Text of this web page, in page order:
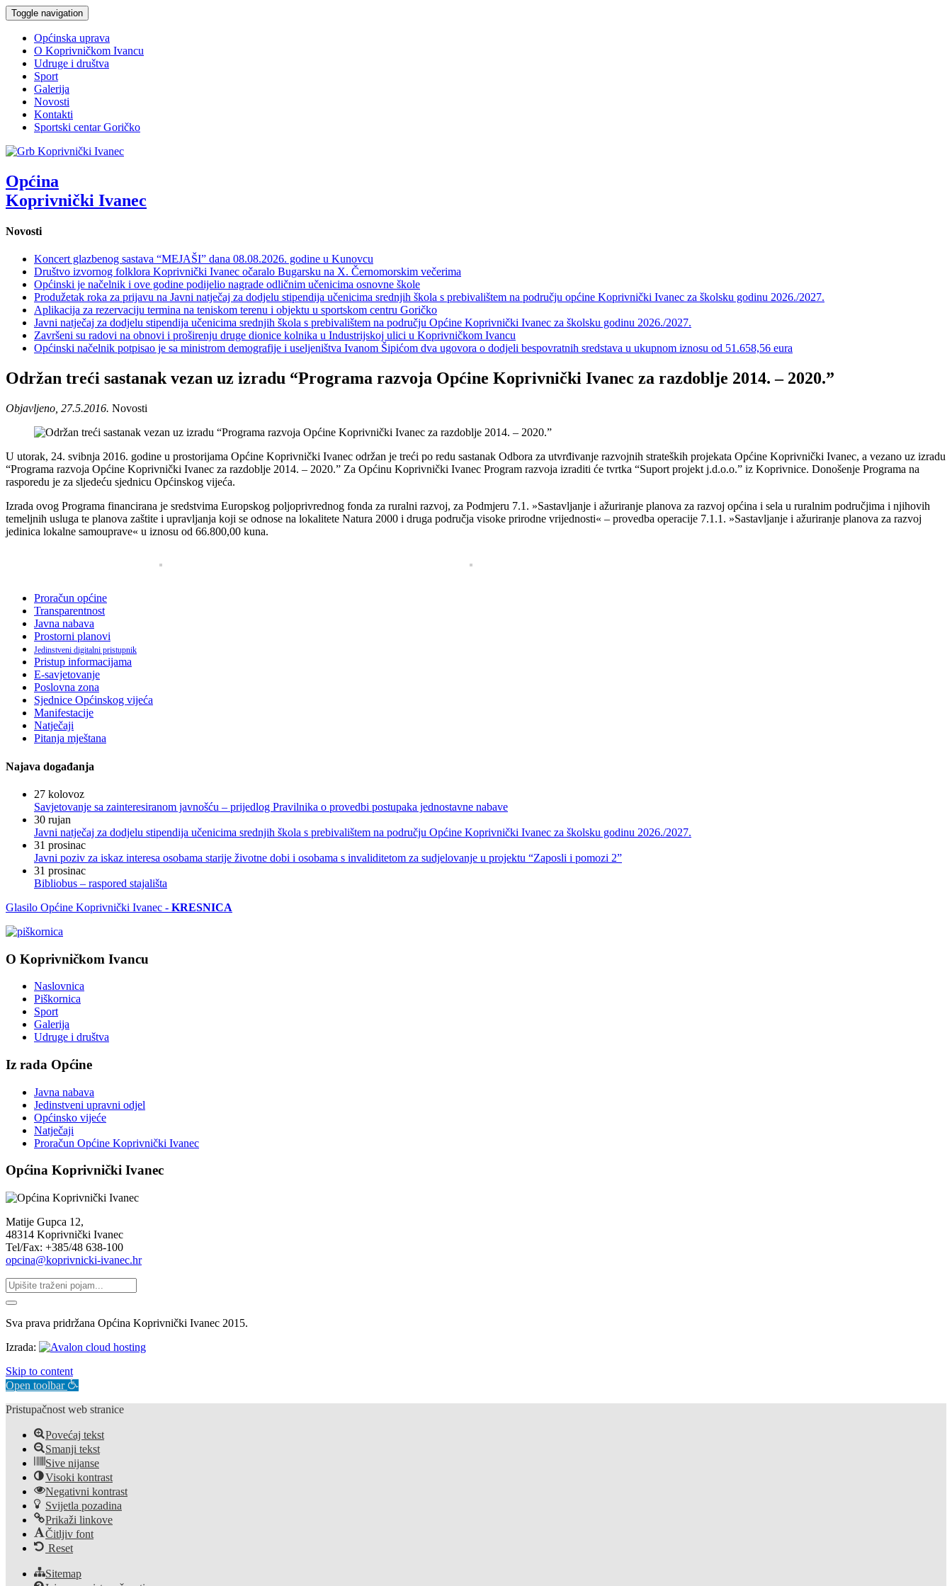
Toggle navigation
Općinska uprava
O Koprivničkom Ivancu
Udruge i društva
Sport
Galerija
Novosti
Kontakti
Sportski centar Goričko
Općina
Koprivnički Ivanec
Novosti
Koncert glazbenog sastava “MEJAŠI” dana 08.08.2026. godine u Kunovcu
Društvo izvornog folklora Koprivnički Ivanec očaralo Bugarsku na X. Černomorskim večerima
Općinski je načelnik i ove godine podijelio nagrade odličnim učenicima osnovne škole
Produžetak roka za prijavu na Javni natječaj za dodjelu stipendija učenicima srednjih škola s prebivalištem na području općine Koprivnički Ivanec za školsku godinu 2026./2027.
Aplikacija za rezervaciju termina na teniskom terenu i objektu u sportskom centru Goričko
Javni natječaj za dodjelu stipendija učenicima srednjih škola s prebivalištem na području Općine Koprivnički Ivanec za školsku godinu 2026./2027.
Završeni su radovi na obnovi i proširenju druge dionice kolnika u Industrijskoj ulici u Koprivničkom Ivancu
Općinski načelnik potpisao je sa ministrom demografije i useljeništva Ivanom Šipićom dva ugovora o dodjeli bespovratnih sredstava u ukupnom iznosu od 51.658,56 eura
Održan treći sastanak vezan uz izradu “Programa razvoja Općine Koprivnički Ivanec za razdoblje 2014. – 2020.”
Objavljeno, 27.5.2016. Novosti
U utorak, 24. svibnja 2016. godine u prostorijama Općine Koprivnički Ivanec održan je treći po redu sastanak Odbora za utvrđivanje razvojnih strateških projekata Općine Koprivnički Ivanec, a vezano uz izradu
“Programa razvoja Općine Koprivnički Ivanec za razdoblje 2014. – 2020.” Za Općinu Koprivnički Ivanec Program razvoja izraditi će tvrtka “Suport projekt j.d.o.o.” iz Koprivnice. Donošenje Programa na
rasporedu je za sljedeću sjednicu Općinskog vijeća.
Izrada ovog Programa financirana je sredstvima Europskog poljoprivrednog fonda za ruralni razvoj, za Podmjeru 7.1. »Sastavljanje i ažuriranje planova za razvoj općina i sela u ruralnim područjima i njihovih
temeljnih usluga te planova zaštite i upravljanja koji se odnose na lokalitete Natura 2000 i druga područja visoke prirodne vrijednosti« – provedba operacije 7.1.1. »Sastavljanje i ažuriranje planova za razvoj
jedinica lokalne samouprave« u iznosu od 66.800,00 kuna.
Proračun općine
Transparentnost
Javna nabava
Prostorni planovi
Jedinstveni digitalni pristupnik
Pristup informacijama
E-savjetovanje
Poslovna zona
Sjednice Općinskog vijeća
Manifestacije
Natječaji
Pitanja mještana
Najava događanja
27 kolovoz
Savjetovanje sa zainteresiranom javnošću – prijedlog Pravilnika o provedbi postupaka jednostavne nabave
30 rujan
Javni natječaj za dodjelu stipendija učenicima srednjih škola s prebivalištem na području Općine Koprivnički Ivanec za školsku godinu 2026./2027.
31 prosinac
Javni poziv za iskaz interesa osobama starije životne dobi i osobama s invaliditetom za sudjelovanje u projektu “Zaposli i pomozi 2”
31 prosinac
Bibliobus – raspored stajališta
Glasilo Općine Koprivnički Ivanec - KRESNICA
O Koprivničkom Ivancu
Naslovnica
Piškornica
Sport
Galerija
Udruge i društva
Iz rada Općine
Javna nabava
Jedinstveni upravni odjel
Općinsko vijeće
Natječaji
Proračun Općine Koprivnički Ivanec
Općina Koprivnički Ivanec
Matije Gupca 12,
48314 Koprivnički Ivanec
Tel/Fax: +385/48 638-100
opcina@koprivnicki-ivanec.hr
Sva prava pridržana Općina Koprivnički Ivanec 2015.
Izrada:
Skip to content
Open toolbar
Pristupačnost web stranice
Povećaj tekst
Smanji tekst
Sive nijanse
Visoki kontrast
Negativni kontrast
Svijetla pozadina
Prikaži linkove
Čitljiv font
Reset
Sitemap